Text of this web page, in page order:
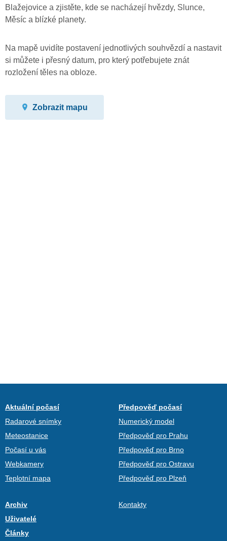
Blažejovice a zjistěte, kde se nacházejí hvězdy, Slunce,
Měsíc a blízké planety.
Na mapě uvidíte postavení jednotlivých souhvězdí a nastavit
si můžete i přesný datum, pro který potřebujete znát
rozložení těles na obloze.
Zobrazit mapu
Aktuální počasí
Radarové snímky
Meteostanice
Počasí u vás
Webkamery
Teplotní mapa
Předpověď počasí
Numerický model
Předpověď pro Prahu
Předpověď pro Brno
Předpověď pro Ostravu
Předpověď pro Plzeň
Archiv
Uživatelé
Články
Kontakty